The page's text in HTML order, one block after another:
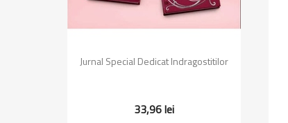
Vizualizare rapida
Jurnal Special Dedicat Indragostitilor
33,96 lei